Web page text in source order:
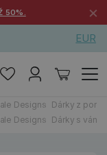
50%. ×
EUR
Designs Dárky z
Designs Dárky s